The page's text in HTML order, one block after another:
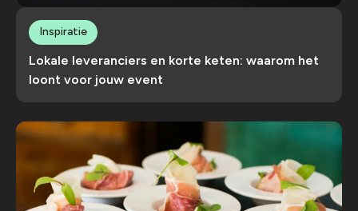
Lokale leveranciers en korte keten: waarom het
loont voor jouw event
Inspiratie